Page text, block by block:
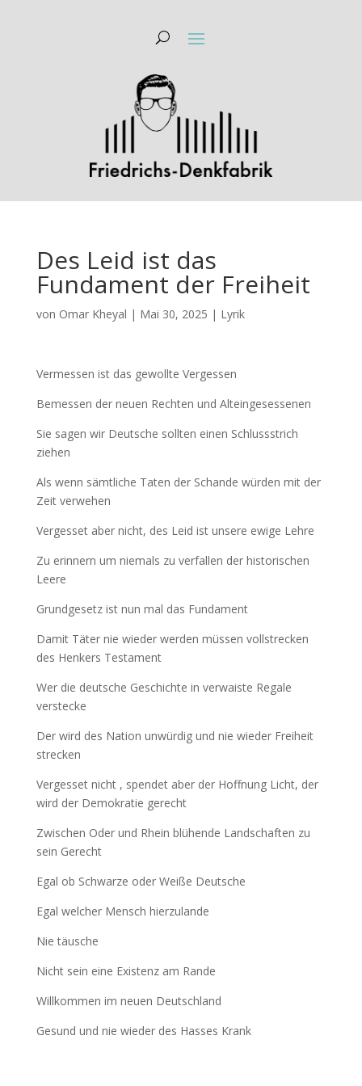
Des Leid ist das
Fundament der Freiheit
von Omar Kheyal | Mai 30, 2025 | Lyrik
Vermessen ist das gewollte Vergessen
Bemessen der neuen Rechten und Alteingesessenen
Sie sagen wir Deutsche sollten einen Schlussstrich
ziehen
Als wenn sämtliche Taten der Schande würden mit der
Zeit verwehen
Vergesset aber nicht, des Leid ist unsere ewige Lehre
Zu erinnern um niemals zu verfallen der historischen
Leere
Grundgesetz ist nun mal das Fundament
Damit Täter nie wieder werden müssen vollstrecken
des Henkers Testament
Wer die deutsche Geschichte in verwaiste Regale
verstecke
Der wird des Nation unwürdig und nie wieder Freiheit
strecken
Vergesset nicht , spendet aber der Hoffnung Licht, der
wird der Demokratie gerecht
Zwischen Oder und Rhein blühende Landschaften zu
sein Gerecht
Egal ob Schwarze oder Weiße Deutsche
Egal welcher Mensch hierzulande
Nie täusche
Nicht sein eine Existenz am Rande
Willkommen im neuen Deutschland
Gesund und nie wieder des Hasses Krank